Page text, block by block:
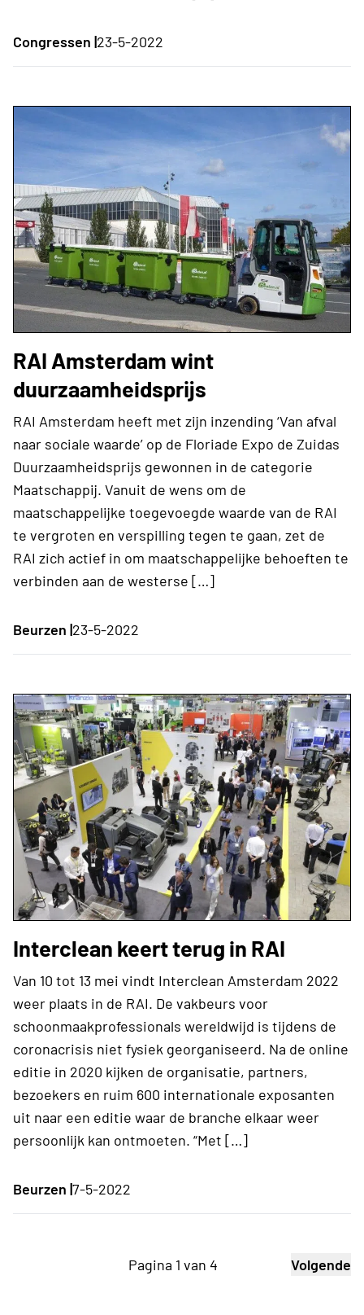
Congressen |23-5-2022
RAI Amsterdam wint
duurzaamheidsprijs
RAI Amsterdam heeft met zijn inzending ‘Van afval
naar sociale waarde’ op de Floriade Expo de Zuidas
Duurzaamheidsprijs gewonnen in de categorie
Maatschappij. Vanuit de wens om de
maatschappelijke toegevoegde waarde van de RAI
te vergroten en verspilling tegen te gaan, zet de
RAI zich actief in om maatschappelijke behoeften te
verbinden aan de westerse […]
Beurzen |23-5-2022
Interclean keert terug in RAI
Van 10 tot 13 mei vindt Interclean Amsterdam 2022
weer plaats in de RAI. De vakbeurs voor
schoonmaakprofessionals wereldwijd is tijdens de
coronacrisis niet fysiek georganiseerd. Na de online
editie in 2020 kijken de organisatie, partners,
bezoekers en ruim 600 internationale exposanten
uit naar een editie waar de branche elkaar weer
persoonlijk kan ontmoeten. “Met […]
Beurzen |7-5-2022
Pagina 1 van 4 Volgende